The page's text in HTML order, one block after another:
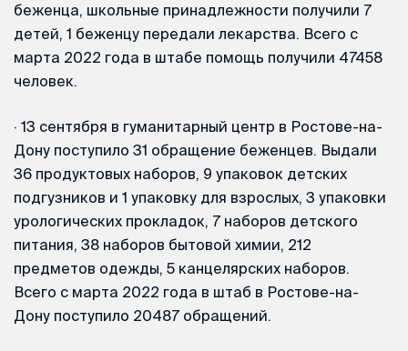
беженца, школьные принадлежности получили 7
детей, 1 беженцу передали лекарства. Всего с
марта 2022 года в штабе помощь получили 47458
человек.
· 13 сентября в гуманитарный центр в Ростове-на-
Дону поступило 31 обращение беженцев. Выдали
36 продуктовых наборов, 9 упаковок детских
подгузников и 1 упаковку для взрослых, 3 упаковки
урологических прокладок, 7 наборов детского
питания, 38 наборов бытовой химии, 212
предметов одежды, 5 канцелярских наборов.
Всего с марта 2022 года в штаб в Ростове-на-
Дону поступило 20487 обращений.